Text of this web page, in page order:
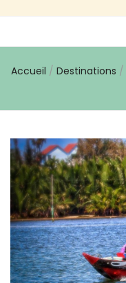
Accueil / Destinations /